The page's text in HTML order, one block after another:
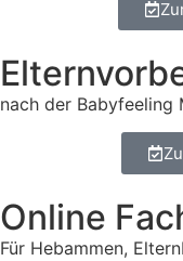
nach der Babyfeeling
Online
Für Hebammen,